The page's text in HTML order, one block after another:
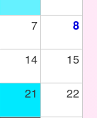
7 8
14 15
21 22